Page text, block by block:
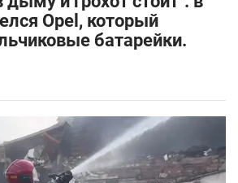
Opel, который
батарейки.